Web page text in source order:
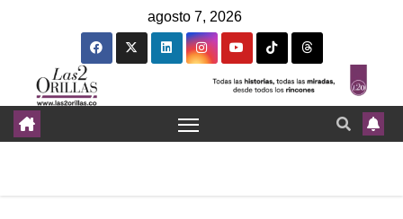
agosto 7, 2026